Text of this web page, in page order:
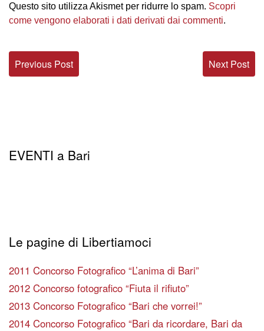
Questo sito utilizza Akismet per ridurre lo spam. Scopri
come vengono elaborati i dati derivati dai commenti.
Next Post
Previous Post
EVENTI a Bari
Le pagine di Libertiamoci
2011 Concorso Fotografico “L’anima di Bari”
2012 Concorso fotografico “Fiuta il rifiuto”
2013 Concorso Fotografico “Bari che vorrei!”
2014 Concorso Fotografico “Bari da ricordare, Bari da